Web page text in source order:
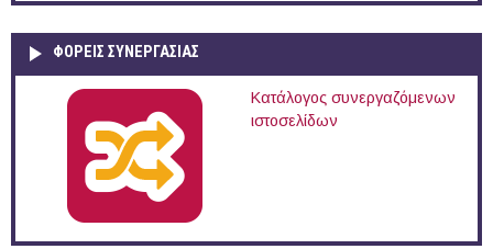
ΦΟΡΕΙΣ ΣΥΝΕΡΓΑΣΙΑΣ
Κατάλογος συνεργαζόμενων
ιστοσελίδων